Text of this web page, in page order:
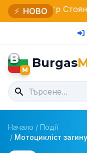
⚡ НОВО
Стоянов оголосив
B
M Burgas
Начало / Події
/ Мотоцикліст